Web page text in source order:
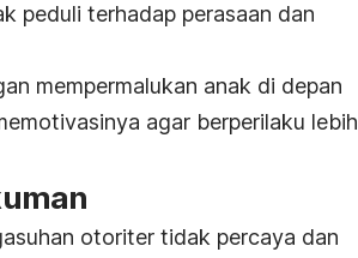
peduli terhadap perasaan dan
mempermalukan anak di depan
agar berperilaku lebih
otoriter tidak percaya dan